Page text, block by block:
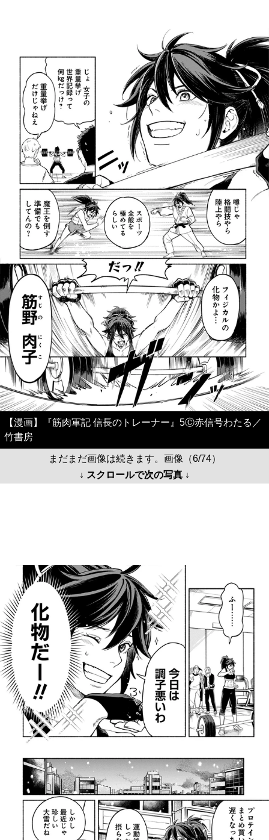
【漫画】『筋肉軍記 信長のトレーナー』5Ⓒ赤信号わたる／
竹書房
まだまだ画像は続きます。画像（6/74）
↓ スクロールで次の写真 ↓